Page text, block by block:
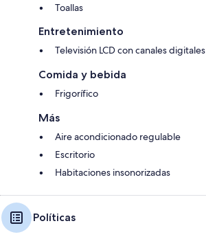
Toallas
Entretenimiento
Televisión LCD con canales digitales
Comida y bebida
Frigorífico
Más
Aire acondicionado regulable
Escritorio
Habitaciones insonorizadas
Políticas